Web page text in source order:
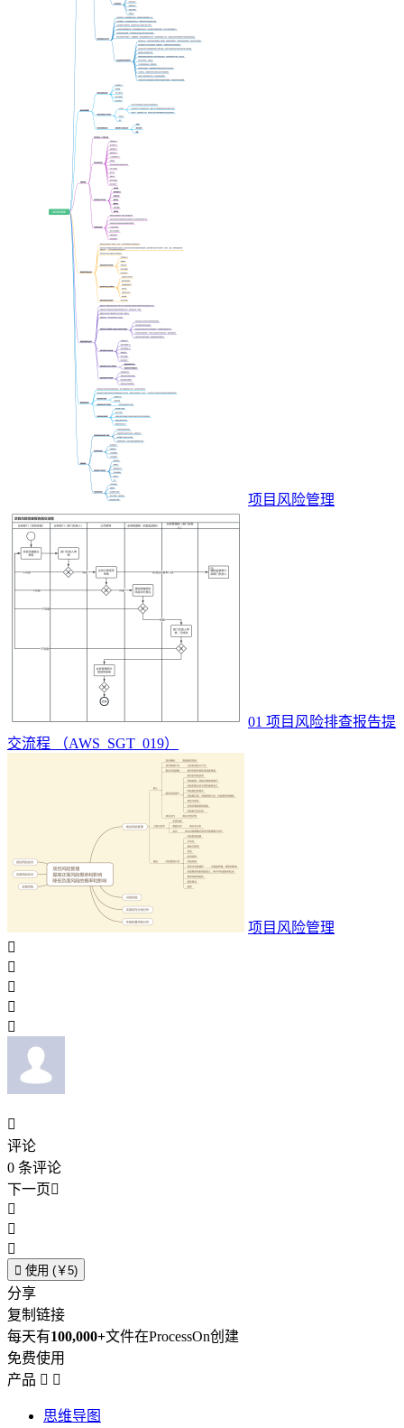
项目风险管理
01 项目风险排查报告提
交流程 （AWS_SGT_019）
项目风险管理






评论
0 条评论
下一页



 使用 (￥5)
分享
复制链接
每天有100,000+文件在ProcessOn创建
免费使用
产品  
思维导图